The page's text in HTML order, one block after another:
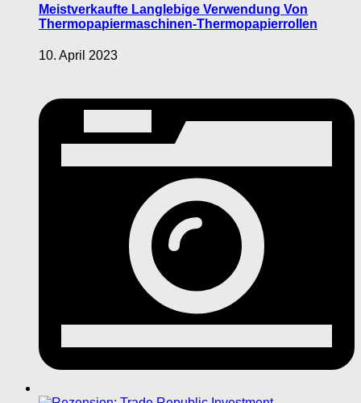
Meistverkaufte Langlebige Verwendung Von
Thermopapiermaschinen-Thermopapierrollen
10. April 2023